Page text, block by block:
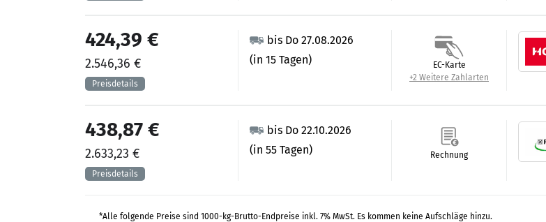
bis Do 27.08.2026
(in 15 Tagen)
424,39 €
2.546,36 €
EC-Karte
+2 Weitere Zahlarten
bis Do 22.10.2026
(in 55 Tagen)
438,87 €
2.633,23 € Rechnung
*Alle folgende Preise sind 1000-kg-Brutto-Endpreise inkl. 7% MwSt. Es kommen keine Aufschläge hinzu.